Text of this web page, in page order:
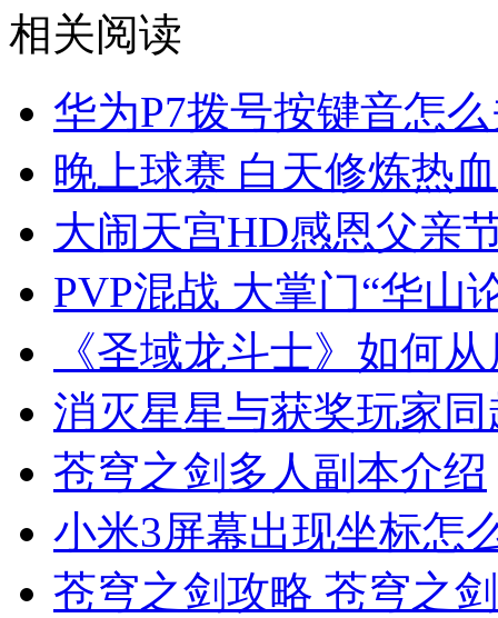
相关阅读
华为P7拨号按键音怎
晚上球赛 白天修炼热
大闹天宫HD感恩父亲
PVP混战 大掌门“华山
《圣域龙斗士》如何
消灭星星与获奖玩家
苍穹之剑多人副本介绍
小米3屏幕出现坐标怎
苍穹之剑攻略 苍穹之